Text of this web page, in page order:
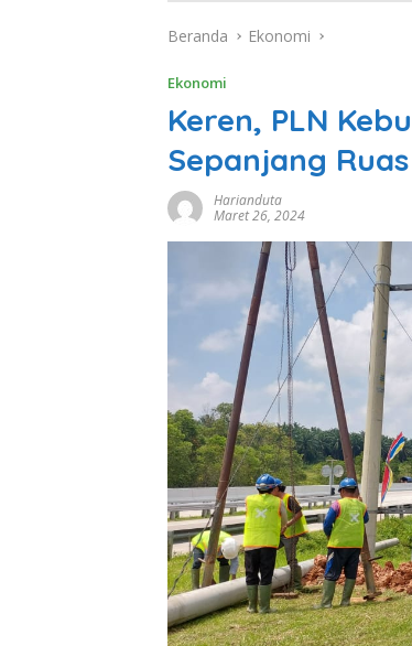
Beranda Ekonomi
Ekonomi
Keren, PLN
Sepanjang
Harianduta
Maret 26, 2024